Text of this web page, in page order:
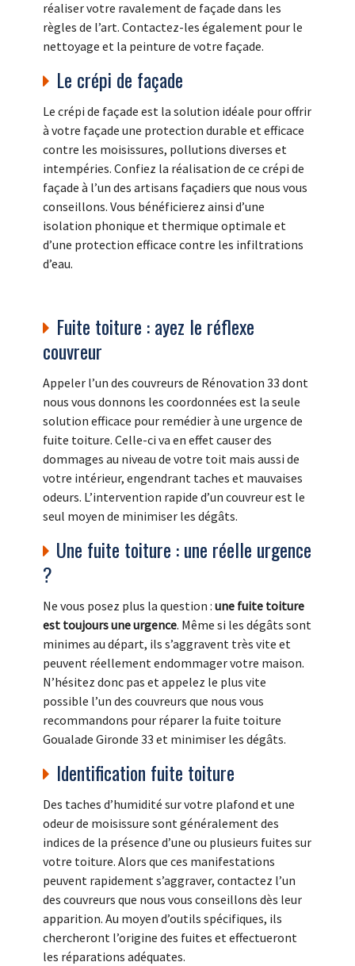
réaliser votre ravalement de façade dans les
règles de l’art. Contactez-les également pour le
nettoyage et la peinture de votre façade.
Le crépi de façade
Le crépi de façade est la solution idéale pour offrir
à votre façade une protection durable et efficace
contre les moisissures, pollutions diverses et
intempéries. Confiez la réalisation de ce crépi de
façade à l’un des artisans façadiers que nous vous
conseillons. Vous bénéficierez ainsi d’une
isolation phonique et thermique optimale et
d’une protection efficace contre les infiltrations
d’eau.
Fuite toiture : ayez le réflexe
couvreur
Appeler l’un des couvreurs de Rénovation 33 dont
nous vous donnons les coordonnées est la seule
solution efficace pour remédier à une urgence de
fuite toiture. Celle-ci va en effet causer des
dommages au niveau de votre toit mais aussi de
votre intérieur, engendrant taches et mauvaises
odeurs. L’intervention rapide d’un couvreur est le
seul moyen de minimiser les dégâts.
Une fuite toiture : une réelle urgence
?
Ne vous posez plus la question : une fuite toiture
est toujours une urgence. Même si les dégâts sont
minimes au départ, ils s’aggravent très vite et
peuvent réellement endommager votre maison.
N’hésitez donc pas et appelez le plus vite
possible l’un des couvreurs que nous vous
recommandons pour réparer la fuite toiture
Goualade Gironde 33 et minimiser les dégâts.
Identification fuite toiture
Des taches d’humidité sur votre plafond et une
odeur de moisissure sont généralement des
indices de la présence d’une ou plusieurs fuites sur
votre toiture. Alors que ces manifestations
peuvent rapidement s’aggraver, contactez l’un
des couvreurs que nous vous conseillons dès leur
apparition. Au moyen d’outils spécifiques, ils
chercheront l’origine des fuites et effectueront
les réparations adéquates.